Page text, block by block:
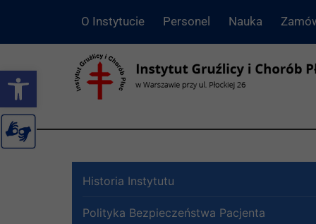
Otwórz pasek narzędzi
O Instytucie Personel Nauka
Historia Instytutu
Polityka Bezpieczeństwa Pacjenta